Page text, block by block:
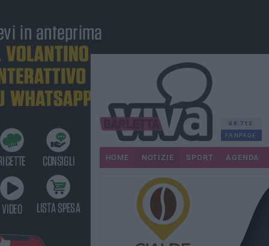
68.713
FANPAGE
HOME NOTIZIE SPORT AGENDA